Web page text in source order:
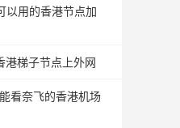
以用的香港节点加
港梯子节点上外网
看奈飞的香港机场